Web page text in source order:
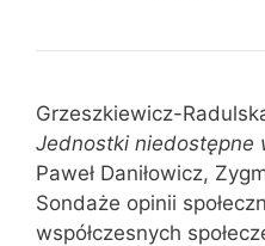
Grzeszkiewicz-
Jednostki niedostępne
Paweł Daniłowicz,
Sondaże opinii
współczesnych